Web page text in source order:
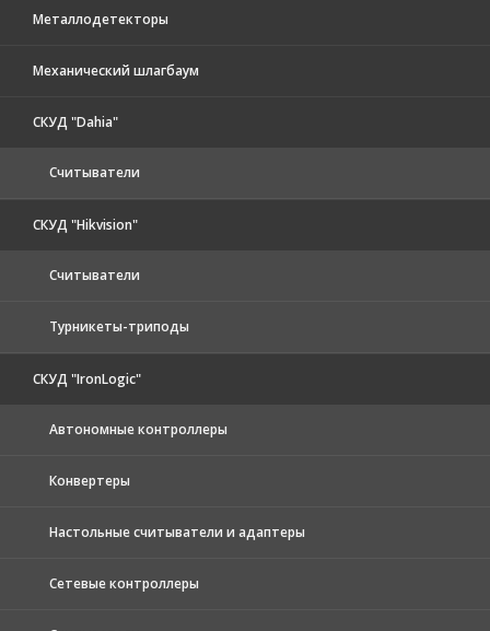
Металлодетекторы
Механический шлагбаум
СКУД "Dahia"
Считыватели
СКУД "Hikvision"
Считыватели
Турникеты-триподы
СКУД "IronLogic"
Автономные контроллеры
Конвертеры
Настольные считыватели и адаптеры
Сетевые контроллеры